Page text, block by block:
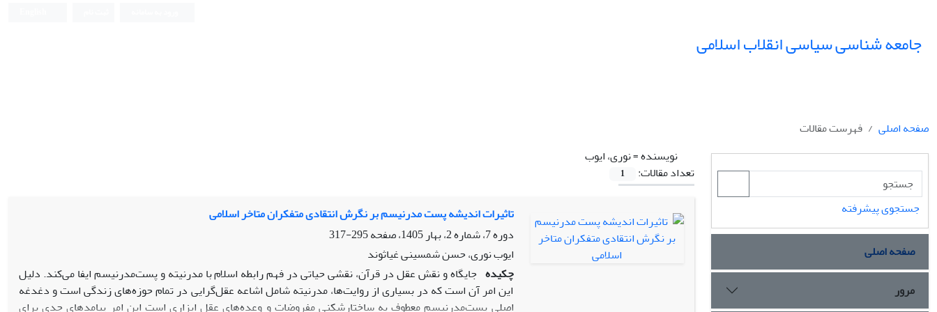
جامعه شناسی سیاسی انقلاب اسلامی
صفحه اصلی
فهرست مقالات
نویسنده =نوری، ایوب
تعداد مقالات:
1
تاثیرات اندیشه پست مدرنیسم بر نگرش انتقادی متفکران متاخر اسلامی
دوره 7، شماره 2، بهار 1405، صفحه
295-317
ایوب نوری، حسن شمسینی غیاثوند
چکیده جایگاه و نقش عقل در قرآن، نقشی حیاتی در فهم رابطه اسلام با مدرنیته و پست‌مدرنیسم ایفا می‌کند. دلیل
این امر آن است که در بسیاری از روایت‌ها، مدرنیته شامل اشاعه عقل‌گرایی در تمام حوزه‌های زندگی است و دغدغه
اصلی پست‌مدرنیسم معطوف به ساختارشکنی مفروضات و وعده‌های عقل ابزاری است این امر پیامدهای جدی برای
جستجوی پیشرفته
صفحه اصلی
مرور